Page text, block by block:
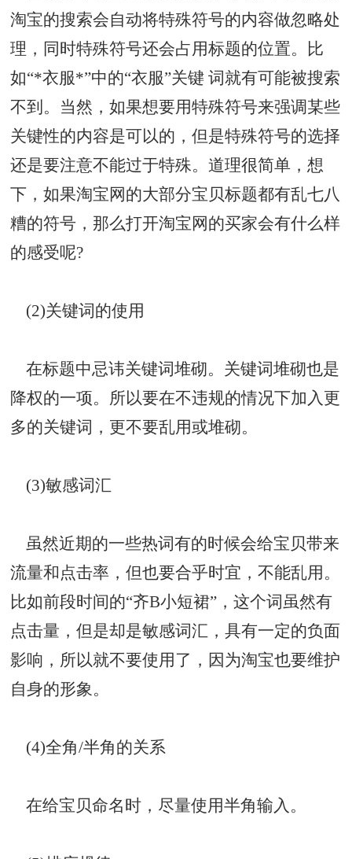
淘宝的搜索会自动将特殊符号的内容做忽略处
理，同时特殊符号还会占用标题的位置。比
如“*衣服*”中的“衣服”关键 词就有可能被搜索
不到。当然，如果想要用特殊符号来强调某些
关键性的内容是可以的，但是特殊符号的选择
还是要注意不能过于特殊。道理很简单，想
下，如果淘宝网的大部分宝贝标题都有乱七八
糟的符号，那么打开淘宝网的买家会有什么样
的感受呢?
(2)关键词的使用
在标题中忌讳关键词堆砌。关键词堆砌也是
降权的一项。所以要在不违规的情况下加入更
多的关键词，更不要乱用或堆砌。
(3)敏感词汇
虽然近期的一些热词有的时候会给宝贝带来
流量和 点击率 ，但也要合乎时宜，不能乱用。
比如前段时间的“齐B小短裙”，这个词虽然有
点击量，但是却是敏感词汇，具有一定的负面
影响，所以就不要使用了，因为淘宝也要维护
自身的形象。
(4)全角/半角的关系
在给宝贝命名时，尽量使用半角输入。